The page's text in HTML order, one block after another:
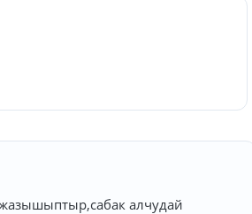
алчудай